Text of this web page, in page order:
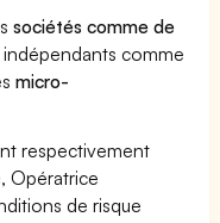
sociétés comme de
indépendants comme
micro-
respectivement
Opératrice
de risque